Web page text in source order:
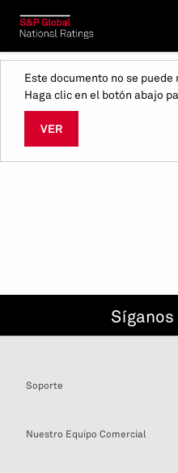
Este documento no se puede
Haga clic en el botón abajo
VER
Síganos
Soporte
Nuestro Equipo Comercial